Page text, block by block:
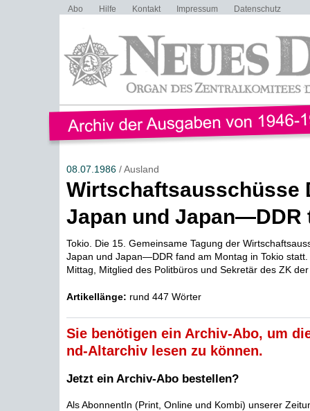
Abo Hilfe Kontakt Impressum Datenschutz
08.07.1986/ Ausland
Wirtschaftsausschüsse
Japan und Japan—DDR
Tokio. Die 15. Gemeinsame Tagung der
Japan und Japan—DDR fand am Montag in Tokio
Mittag, Mitglied des Politbüros und Sekretär des ZK
Artikellänge: rund 447 Wörter
Sie benötigen ein Archiv-Abo, um
nd-Altarchiv lesen zu können.
Jetzt ein Archiv-Abo bestellen?
Als AbonnentIn (Print, Online und Kombi) unserer